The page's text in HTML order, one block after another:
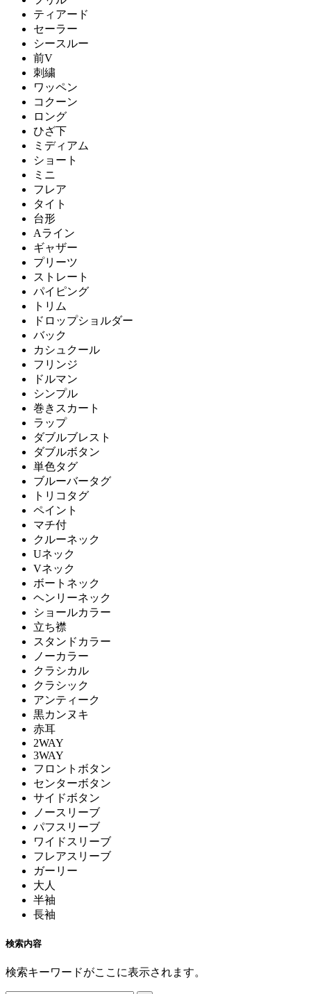
ティアード
セーラー
シースルー
前V
刺繍
ワッペン
コクーン
ロング
ひざ下
ミディアム
ショート
ミニ
フレア
タイト
台形
Aライン
ギャザー
プリーツ
ストレート
パイピング
トリム
ドロップショルダー
バック
カシュクール
フリンジ
ドルマン
シンプル
巻きスカート
ラップ
ダブルブレスト
ダブルボタン
単色タグ
ブルーバータグ
トリコタグ
ペイント
マチ付
クルーネック
Uネック
Vネック
ボートネック
ヘンリーネック
ショールカラー
立ち襟
スタンドカラー
ノーカラー
クラシカル
クラシック
アンティーク
黒カンヌキ
赤耳
2WAY
3WAY
フロントボタン
センターボタン
サイドボタン
ノースリーブ
パフスリーブ
ワイドスリーブ
フレアスリーブ
ガーリー
大人
半袖
長袖
検索内容
検索キーワードがここに表示されます。